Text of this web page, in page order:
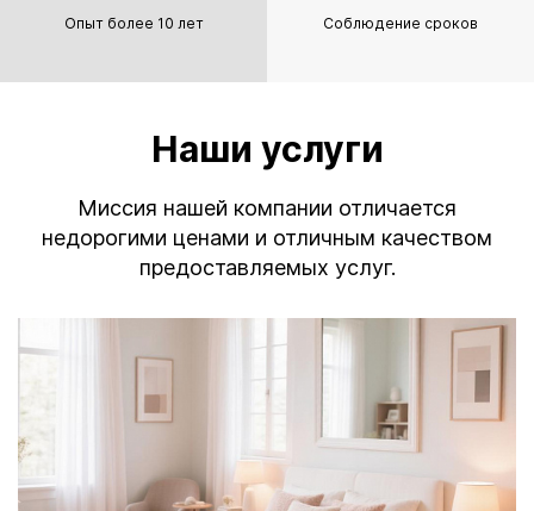
Опыт более 10 лет Соблюдение сроков
Наши услуги
Миссия нашей компании отличается
недорогими ценами и отличным качеством
предоставляемых услуг.